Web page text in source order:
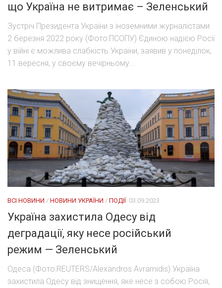
що Україна не витримає – Зеленський
Зустріч Президента України з іноземними журналістами
2 березня 2022 року (Фото:ПСОПУ) Єдиною надією Росії
у війні є можлива слабкість України, заявив у понеділок,
11 вересня, у своєму вечірньому...
ВСІ НОВИНИ / НОВИНИ УКРАЇНИ / ПОДІЇ 03.09.2023
Україна захистила Одесу від
деградації, яку несе російський
режим — Зеленський
Одеса (Фото:REUTERS/Alexandros Avramidis) Україна
захистила Одесу від знищення, яке несе з собою Росія,